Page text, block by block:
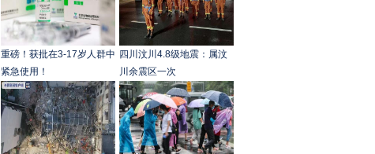
重磅！获批在3-17岁人群中
紧急使用！
四川汶川4.8级地震：属汶
川余震区一次